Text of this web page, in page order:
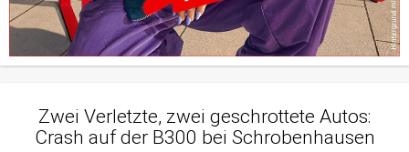
Zwei Verletzte, zwei geschrottete Autos:
Crash auf der B300 bei Schrobenhausen